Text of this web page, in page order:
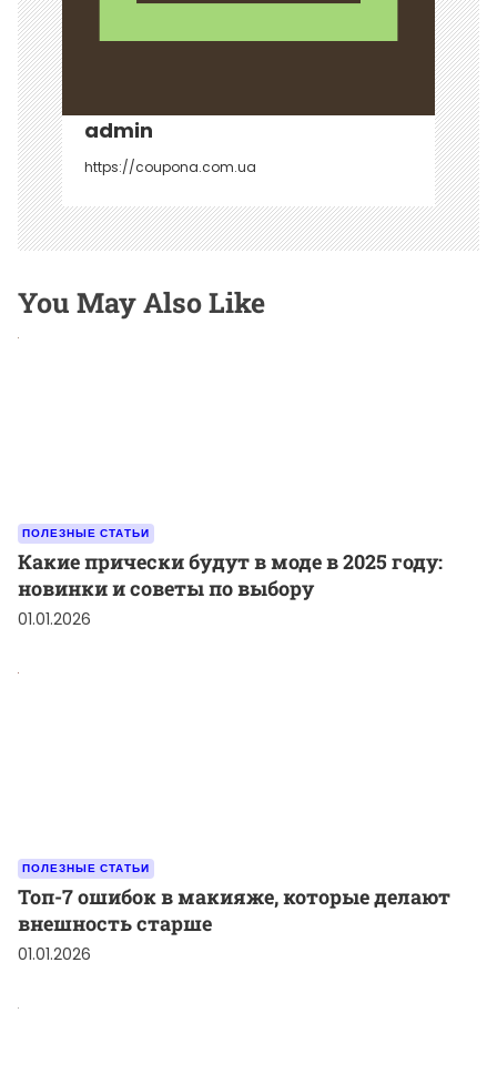
п
и
с
я
м
admin
https://coupona.com.ua
You May Also Like
ПОЛЕЗНЫЕ СТАТЬИ
Какие прически будут в моде в 2025 году:
новинки и советы по выбору
01.01.2026
ПОЛЕЗНЫЕ СТАТЬИ
Топ-7 ошибок в макияже, которые делают
внешность старше
01.01.2026